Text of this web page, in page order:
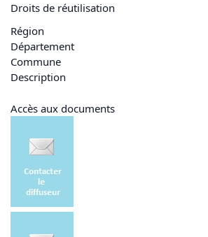
Droits de réutilisation
Région
Département
Commune
Description
Accès aux documents